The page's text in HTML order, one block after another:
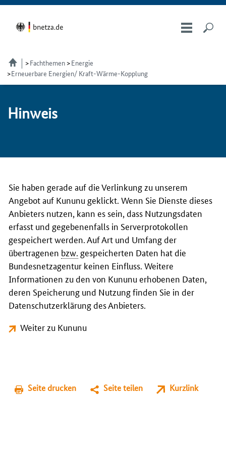
Fachthemen
Energie
Erneuerbare Energien/ Kraft-Wärme-Kopplung
Hin­weis
Sie haben gerade auf die Verlinkung zu unserem
Angebot auf Kununu geklickt. Wenn Sie Dienste dieses
Anbieters nutzen, kann es sein, dass Nutzungsdaten
erfasst und gegebenenfalls in Serverprotokollen
gespeichert werden. Auf Art und Umfang der
übertragenen bzw. gespeicherten Daten hat die
Bundesnetzagentur keinen Einfluss. Weitere
Informationen zu den von Kununu erhobenen Daten,
deren Speicherung und Nutzung finden Sie in der
Datenschutzerklärung des Anbieters.
Weiter zu Kununu
Seite drucken Seite teilen Kurzlink